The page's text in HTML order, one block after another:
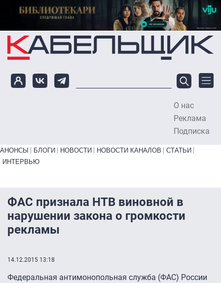
Перейти к основному содержанию
О нас
Реклама
Подписка
Primary links bottom
АНОНСЫ БЛОГИ НОВОСТИ НОВОСТИ КАНАЛОВ
СТАТЬИ
ИНТЕРВЬЮ
ФАС признала НТВ виновной в
нарушении закона о громкости
рекламы
14.12.2015 13:18
Федеральная антимонопольная служба (ФАС) России